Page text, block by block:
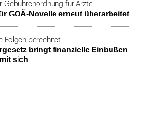
Gebührenordnung für Ärzte
GOÄ-Novelle erneut überarbeitet
Folgen berechnet
bringt finanzielle Einbußen
sich